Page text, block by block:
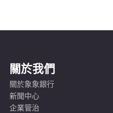
關於我們
關於象象銀行
新聞中心
企業管治